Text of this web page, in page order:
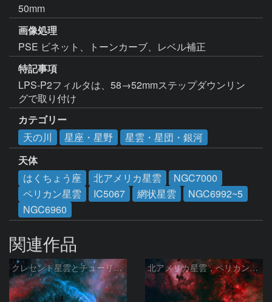
50mm
画像処理
特記事項
LPS-P2フィルタは、58→52mmステップダウンリン
グで取り付け
カテゴリー
天の川
星座・星野
星雲・星団・銀河
天体
はくちょう座
北アメリカ星雲
NGC7000
ペリカン星雲
IC5067 網状星雲
NGC6992~5
NGC6960
関連作品
クレセント星雲とチューリップ星雲の真ん中あたりにある星雲 NGC6883 ??? 北アメリカ星雲，ペリカン星雲，サドル付近，クレセント星雲，網状星雲・・・etc